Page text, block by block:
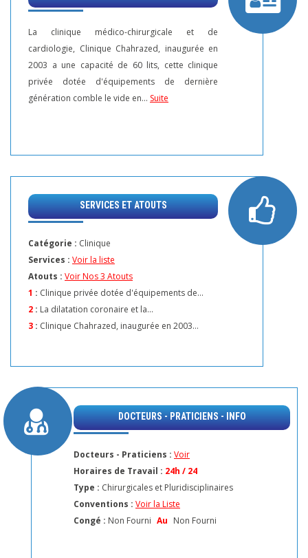
La clinique médico-chirurgicale et de
cardiologie, Clinique Chahrazed, inaugurée en
2003 a une capacité de 60 lits, cette clinique
privée dotée d'équipements de dernière
génération comble le vide en... Suite
SERVICES ET ATOUTS
Catégorie : Clinique
Services : Voir la liste
Atouts : Voir Nos 3 Atouts
1 : Clinique privée dotée d'équipements de...
2 : La dilatation coronaire et la...
3 : Clinique Chahrazed, inaugurée en 2003...
DOCTEURS - PRATICIENS - INFO
Docteurs - Praticiens : Voir
Horaires de Travail : 24h / 24
Type : Chirurgicales et Pluridisciplinaires
Conventions : Voir la Liste
Congé : Non Fourni Au Non Fourni